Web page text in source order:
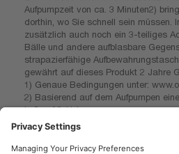
Aufpumpzeit von ca. 3 Minuten2)
dorthin, wo Sie schnell sein müssen.
zusätzlich auch noch ein 3-teiliges
Bälle und andere aufblasbare
strapazierfähige
gewährt auf dieses Produkt 2 Jahre
1) Genaue Bedingungen unter:
2) Basierend auf dem Aufpumpen
Luft auf 2,41 bar
3) Messungen des Reifendrucks
optimalen Reifendruck sind immer an
durchzuführen